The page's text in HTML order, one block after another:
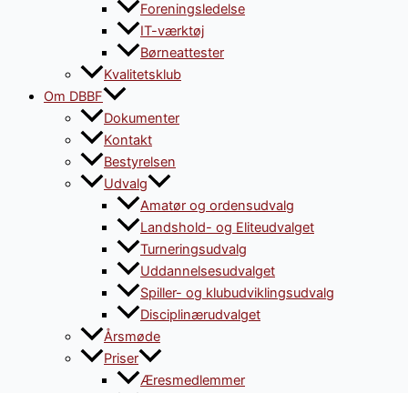
Foreningsledelse
IT-værktøj
Børneattester
Kvalitetsklub
Om DBBF
Dokumenter
Kontakt
Bestyrelsen
Udvalg
Amatør og ordensudvalg
Landshold- og Eliteudvalget
Turneringsudvalg
Uddannelsesudvalget
Spiller- og klubudviklingsudvalg
Disciplinærudvalget
Årsmøde
Priser
Æresmedlemmer